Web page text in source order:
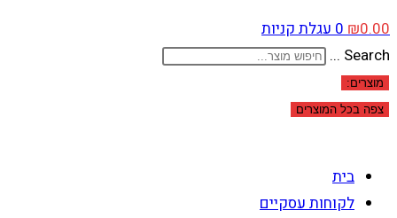
₪0.00
0עגלת קניות
Search ...
מוצרים:
צפה בכל המוצרים
בית
לקוחות עסקיים